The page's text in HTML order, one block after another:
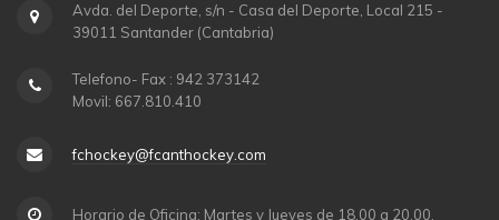
Avda. del Deporte, s/n - Casa del Deporte, Local 215 -
39011 Santander (Cantabria)
Telefono- Fax : 942 373142
Movil: 667.810.410
fchockey@fcanthockey.com
Horario de Oficina: Martes y Jueves de 18,00 a 20,00.